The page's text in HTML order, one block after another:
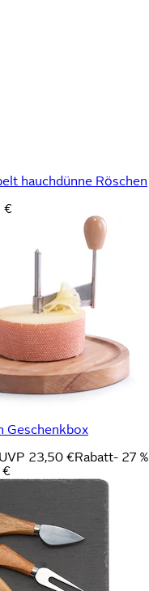
hauchdünne Röschen
€
Geschenkbox
UVP 23,50 €Rabatt- 27 %
€